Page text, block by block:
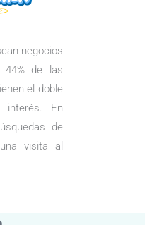
negocios
44% de las
el doble
interés. En
de
visita al